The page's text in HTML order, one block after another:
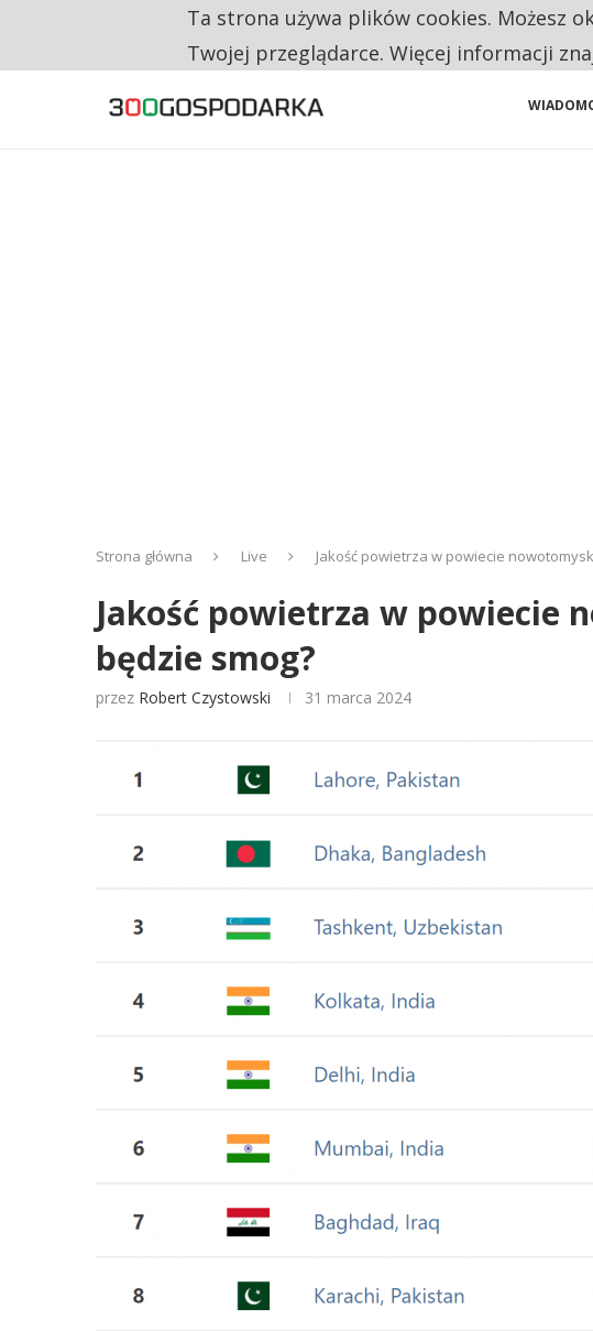
NA JEDEN WAKAT PRZYPADAJĄ 62 ZGŁOSZENIA. WIELU
Strona główna Live Jakość powietrza w powiecie
Jakość powietrza w powiecie
będzie smog?
przez Robert Czystowski 31 marca 2024
Ta strona używa plików cookies. Możesz
Twojej przeglądarce. Więcej informacji